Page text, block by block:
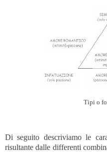
Tipi o
Di seguito descriviamo le
risultante dalle differenti